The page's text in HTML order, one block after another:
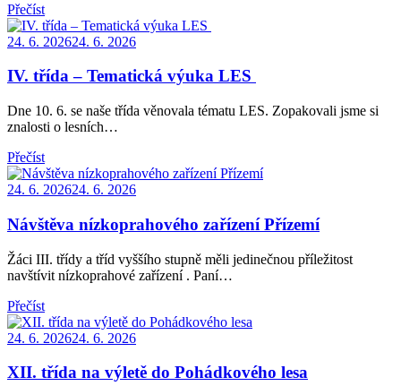
Přečíst
Posted
24. 6. 202624. 6. 2026
IV. třída – Tematická výuka LES
Dne 10. 6. se naše třída věnovala tématu LES. Zopakovali jsme si
znalosti o lesních…
Přečíst
Posted
24. 6. 202624. 6. 2026
Návštěva nízkoprahového zařízení Přízemí
Žáci III. třídy a tříd vyššího stupně měli jedinečnou příležitost
navštívit nízkoprahové zařízení . Paní…
Přečíst
Posted
24. 6. 202624. 6. 2026
XII. třída na výletě do Pohádkového lesa